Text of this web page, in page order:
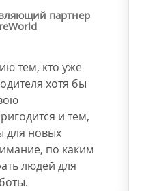
партнер
тем, кто уже
хотя бы
и тем,
для новых
по каким
людей для